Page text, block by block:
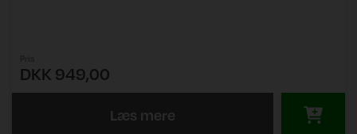
DKK 949,00
Læs mere